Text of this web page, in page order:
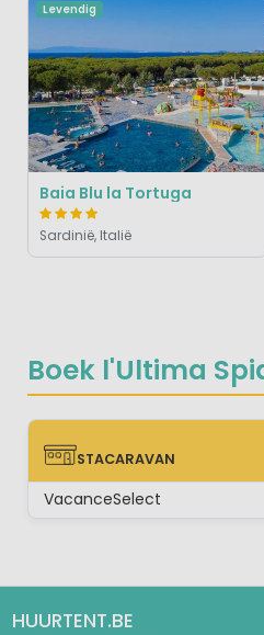
Boek l'Ultima
STACARAVAN
STACARAVAN
VacanceSelect
Levendig
Baia Blu la Tortuga
Sardinië, Italië
HUURTENT.BE